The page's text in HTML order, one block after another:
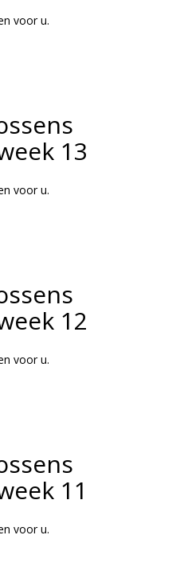
voor u.
13
voor u.
12
voor u.
11
voor u.